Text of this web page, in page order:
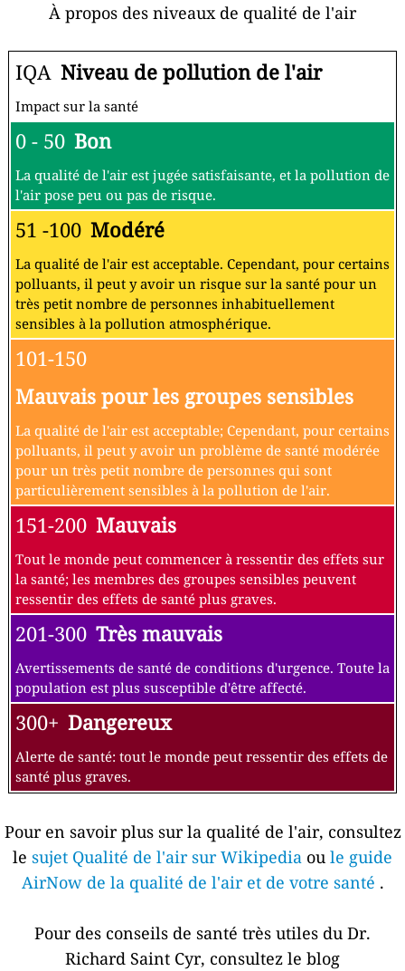
À propos des niveaux de qualité de l'air
IQA Niveau de pollution de l'air
Impact sur la santé
0 - 50 Bon
La qualité de l'air est jugée satisfaisante, et la pollution de
l'air pose peu ou pas de risque.
51 -100 Modéré
La qualité de l'air est acceptable. Cependant, pour certains
polluants, il peut y avoir un risque sur la santé pour un
très petit nombre de personnes inhabituellement
sensibles à la pollution atmosphérique.
101-150
Mauvais pour les groupes sensibles
La qualité de l'air est acceptable; Cependant, pour certains
polluants, il peut y avoir un problème de santé modérée
pour un très petit nombre de personnes qui sont
particulièrement sensibles à la pollution de l'air.
151-200 Mauvais
Tout le monde peut commencer à ressentir des effets sur
la santé; les membres des groupes sensibles peuvent
ressentir des effets de santé plus graves.
201-300 Très mauvais
Avertissements de santé de conditions d'urgence. Toute la
population est plus susceptible d'être affecté.
300+ Dangereux
Alerte de santé: tout le monde peut ressentir des effets de
santé plus graves.
Pour en savoir plus sur la qualité de l'air, consultez
le sujet Qualité de l'air sur Wikipedia ou le guide
AirNow de la qualité de l'air et de votre santé .
Pour des conseils de santé très utiles du Dr.
Richard Saint Cyr, consultez le blog